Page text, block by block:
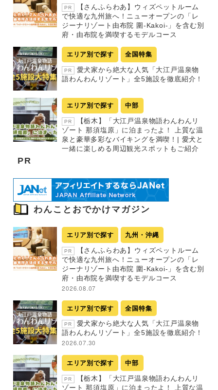
PR
【さんふらわあ】ウィズペットルーム
で快適な九州旅へ！ニューオープンの「レ
ジーナリゾート由布院 圍-Kakoi-」を含む別
府・由布院を満喫するモデルコース
エリア別で探す 全国特集
PR
愛犬家から絶大な人気「大江戸温泉物
語わんわんリゾート」全5施設を徹底紹介！
エリア別で探す 中部
PR
【栃木】「大江戸温泉物語わんわんリ
ゾート 那須塩原」に泊まったよ！ 上質な温
泉と豪華多彩なバイキングを満喫！| 愛犬と
一緒に楽しめる周辺観光スポットもご紹介
PR
わんことおでかけマガジン
エリア別で探す 九州・沖縄
PR
【さんふらわあ】ウィズペットルーム
で快適な九州旅へ！ニューオープンの「レ
ジーナリゾート由布院 圍-Kakoi-」を含む別
府・由布院を満喫するモデルコース
2026.08.07
エリア別で探す 全国特集
PR
愛犬家から絶大な人気「大江戸温泉物
語わんわんリゾート」全5施設を徹底紹介！
2026.07.30
エリア別で探す 中部
PR
【栃木】「大江戸温泉物語わんわんリ
ゾート 那須塩原」に泊まったよ！ 上質な温